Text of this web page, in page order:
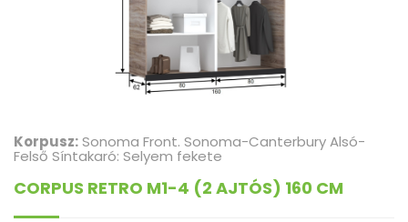
Korpusz:Sonoma Front. Sonoma-Canterbury Alsó-
Felső Síntakaró: Selyem fekete
CORPUS RETRO M1-4 (2 AJTÓS) 160 CM